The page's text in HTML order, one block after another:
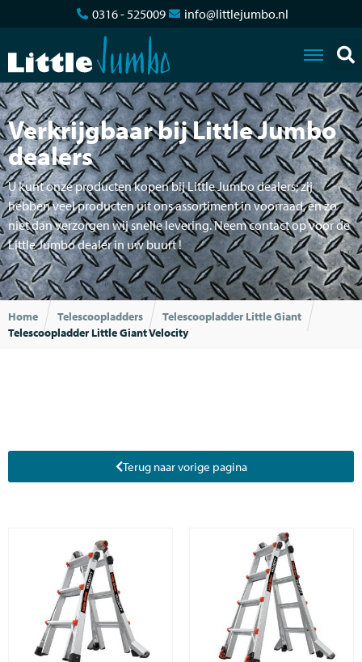
0316 - 525009 info@littlejumbo.nl
Verkrijgbaar bij Little Jumbo
dealers
U kunt onze producten kopen bij Little Jumbo dealers; zij
hebben veel producten uit ons assortiment in voorraad, en zo
niet dan verzorgen wij snelle levering. Neem contact op voor de
Little Jumbo dealer in uw buurt !
Home Telescoopladders
Telescoopladder Little Giant
Telescoopladder Little Giant Velocity
Terug naar vorige pagina